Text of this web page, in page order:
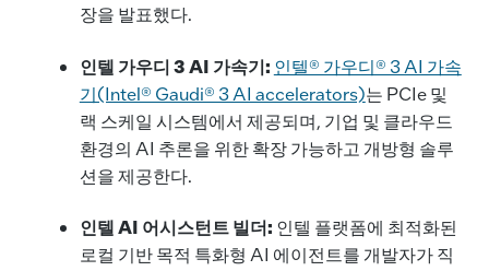
장을 발표했다.
인텔 가우디3 AI 가속기: 인텔® 가우디® 3 AI 가속
기(Intel® Gaudi® 3 AI accelerators)는 PCIe 및
랙 스케일 시스템에서 제공되며, 기업 및 클라우드
환경의 AI 추론을 위한 확장 가능하고 개방형 솔루
션을 제공한다.
인텔AI 어시스턴트 빌더: 인텔 플랫폼에 최적화된
로컬 기반 목적 특화형 AI 에이전트를 개발자가 직